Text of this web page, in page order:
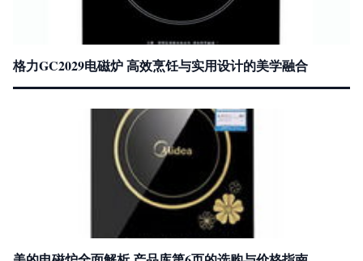
格力GC2029电磁炉 高效烹饪与实用设计的美学融合